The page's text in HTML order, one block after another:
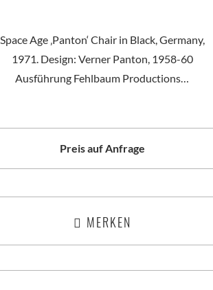
Space Age ‚Panton‘ Chair in Black, Germany,
1971. Design: Verner Panton, 1958-60
Ausführung Fehlbaum Productions…
Preis auf Anfrage
MERKEN